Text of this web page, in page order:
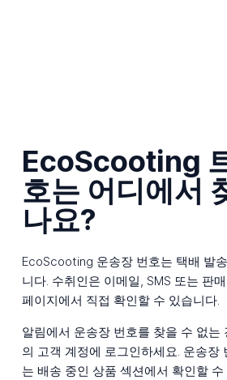
EcoScooting
호는 어디에서
나요?
EcoScooting 운송장 번호는 택배 발
니다. 수취인은 이메일, SMS 또는 판
페이지에서 직접 확인할 수 있습니다.
알림에서 운송장 번호를 찾을 수 없는
의 고객 계정에 로그인하세요. 운송장
는 배송 중인 상품 섹션에서 확인할 수